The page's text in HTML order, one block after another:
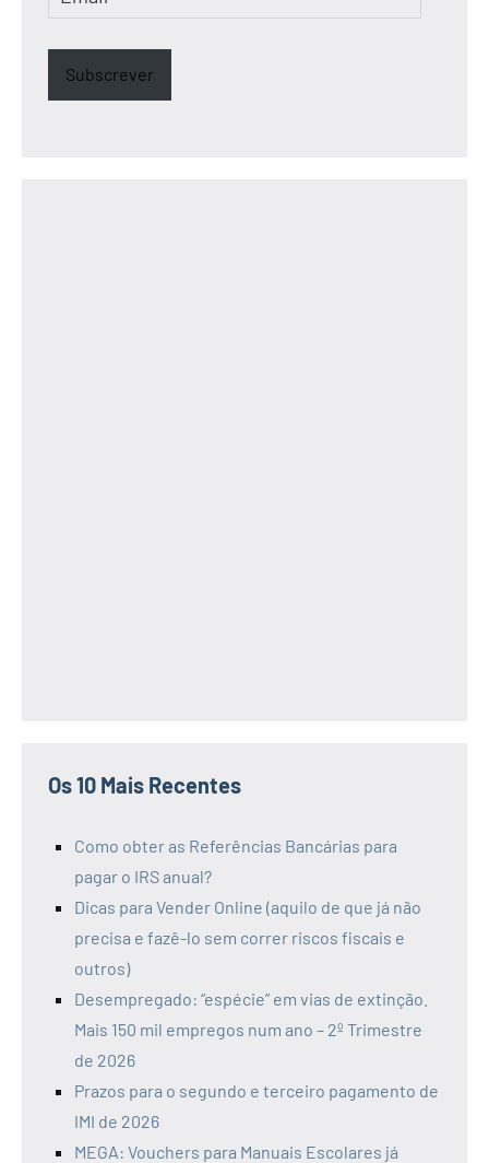
Subscrever
Os 10 Mais Recentes
Como obter as Referências Bancárias para
pagar o IRS anual?
Dicas para Vender Online (aquilo de que já não
precisa e fazê-lo sem correr riscos fiscais e
outros)
Desempregado: “espécie” em vias de extinção.
Mais 150 mil empregos num ano – 2º Trimestre
de 2026
Prazos para o segundo e terceiro pagamento de
IMI de 2026
MEGA: Vouchers para Manuais Escolares já